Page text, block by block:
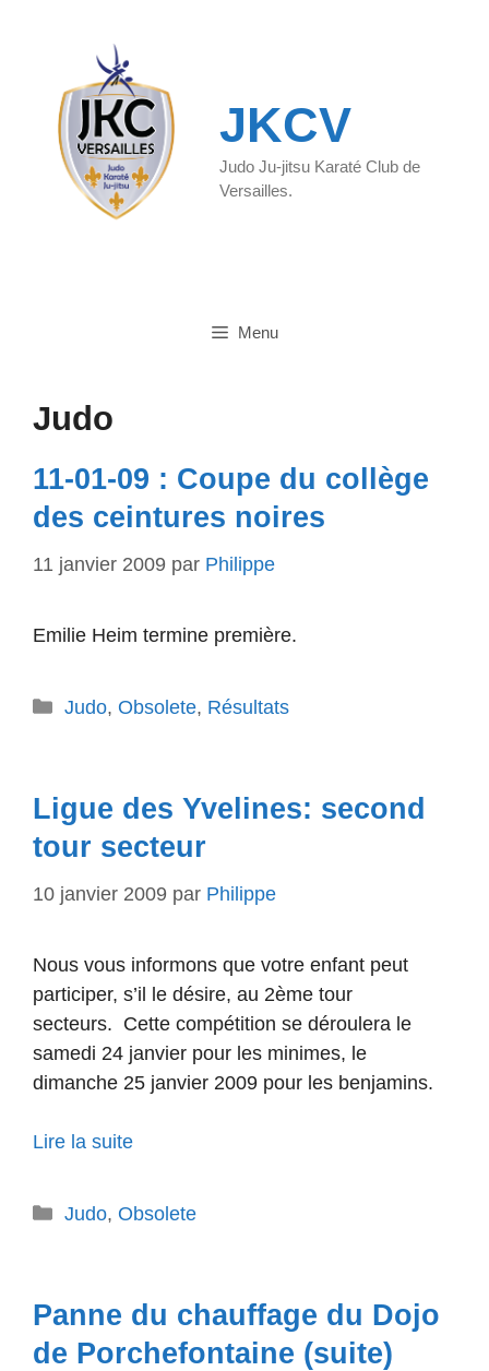
JKCV
Judo Ju-jitsu Karaté Club de
Versailles.
Menu
Judo
11-01-09 : Coupe du collège
des ceintures noires
11 janvier 2009 par Philippe
Emilie Heim termine première.
Catégories
Judo, Obsolete, Résultats
Ligue des Yvelines: second
tour secteur
10 janvier 2009 par Philippe
Nous vous informons que votre enfant peut
participer, s’il le désire, au 2ème tour
secteurs. Cette compétition se déroulera le
samedi 24 janvier pour les minimes, le
dimanche 25 janvier 2009 pour les benjamins.
Lire la suite
Catégories
Judo, Obsolete
Panne du chauffage du Dojo
de Porchefontaine (suite)